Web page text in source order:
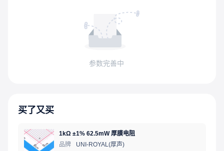
参数完善中
买了又买
1kΩ ±1% 62.5mW 厚膜电阻
品牌
UNI-ROYAL(厚声)